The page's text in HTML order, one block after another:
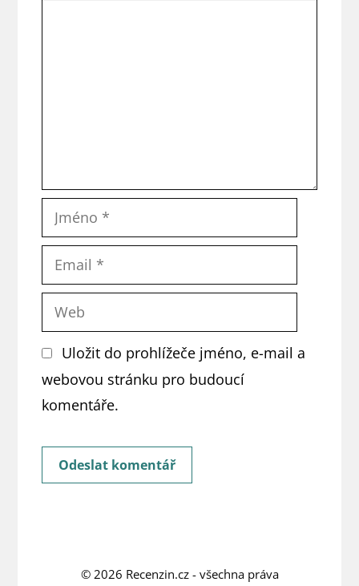
Jméno
Email
Web
Uložit do prohlížeče jméno, e-mail a
webovou stránku pro budoucí
komentáře.
© 2026 Recenzin.cz- všechna práva